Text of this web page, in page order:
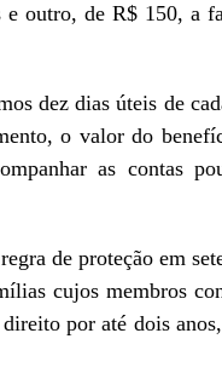
e outro, de R$ 150, a
dez dias úteis de
o valor do
as contas
de proteção em
cujos membros
por até dois